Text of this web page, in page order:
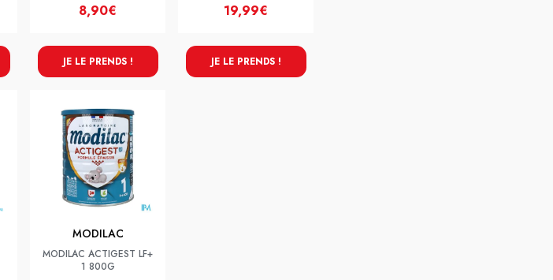
8,90€
JE LE PRENDS !
19,99€
JE LE PRENDS !
MODILAC
MODILAC ACTIGEST LF+
1 800G